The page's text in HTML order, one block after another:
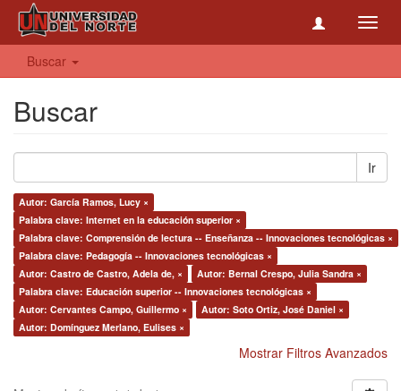
Buscar
Buscar
Ir
Autor: García Ramos, Lucy ×
Palabra clave: Internet en la educación superior ×
Palabra clave: Comprensión de lectura -- Enseñanza -- Innovaciones tecnológicas ×
Palabra clave: Pedagogía -- Innovaciones tecnológicas ×
Autor: Castro de Castro, Adela de, ×
Autor: Bernal Crespo, Julia Sandra ×
Palabra clave: Educación superior -- Innovaciones tecnológicas ×
Autor: Cervantes Campo, Guillermo ×
Autor: Soto Ortiz, José Daniel ×
Autor: Domínguez Merlano, Eulises ×
Mostrar Filtros Avanzados